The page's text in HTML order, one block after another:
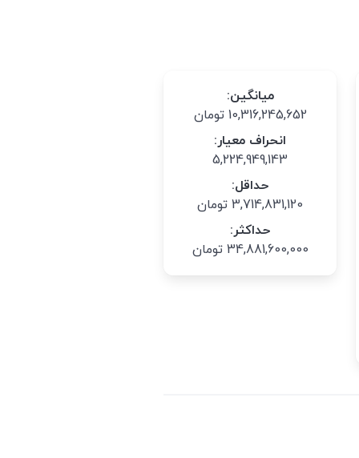
میانگین:
10,316,245,652 تومان
انحراف معیار:
5,224,949,143
حداقل:
3,714,831,120 تومان
حداکثر:
34,881,600,000 تومان